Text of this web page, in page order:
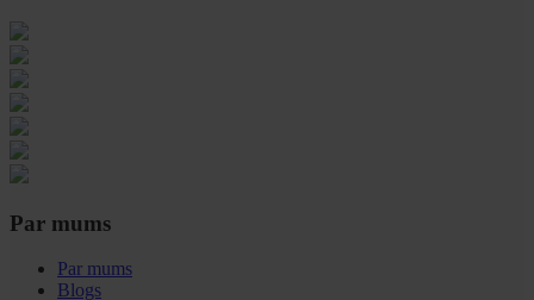
Par mums
Par mums
Blogs